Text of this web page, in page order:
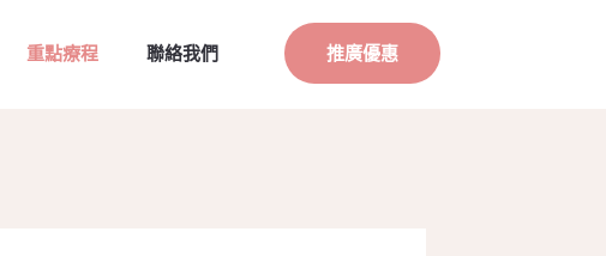
重點療程 聯絡我們 推廣優惠